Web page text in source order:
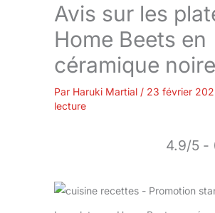
Avis sur les
Home Beets en
céramique noire
Par Haruki Martial / 23 février
lecture
4.9/5 -